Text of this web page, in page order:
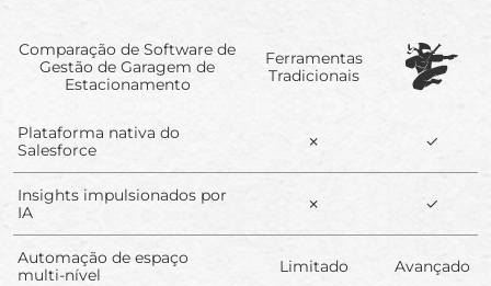
Comparação de Software de
Gestão de Garagem de
Estacionamento
Ferramentas
Tradicionais
Plataforma nativa do
Salesforce
✗ ✓
Insights impulsionados por
IA
✗ ✓
Automação de espaço
multi-nível
Limitado Avançado